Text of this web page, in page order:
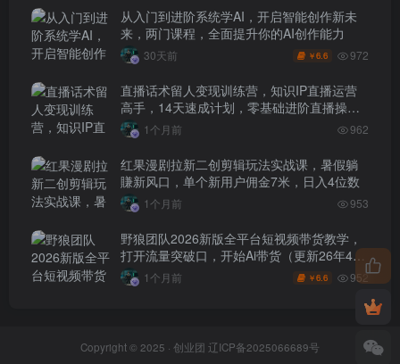
从入门到进阶系统学AI，开启智能创作新未
来，两门课程，全面提升你的AI创作能力
30天前 ￥6.6 972
直播话术留人变现训练营，知识IP直播运营
高手，14天速成计划，零基础进阶直播操盘
手
1个月前 962
红果漫剧拉新二创剪辑玩法实战课，暑假躺
賺新风口，单个新用户佣金7米，日入4位数
1个月前 953
野狼团队2026新版全平台短视频带货教学，
打开流量突破口，开始Ai带货（更新26年4月
25日）1个月前 ￥6.6 952
Copyright © 2025 · 创业团 辽ICP备2025066689号